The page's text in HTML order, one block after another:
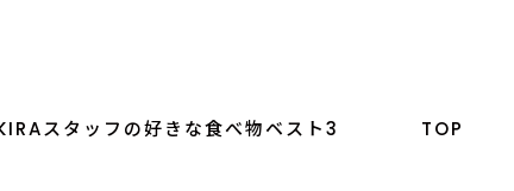
スタッフの好きな食べ物ベスト3 TOP